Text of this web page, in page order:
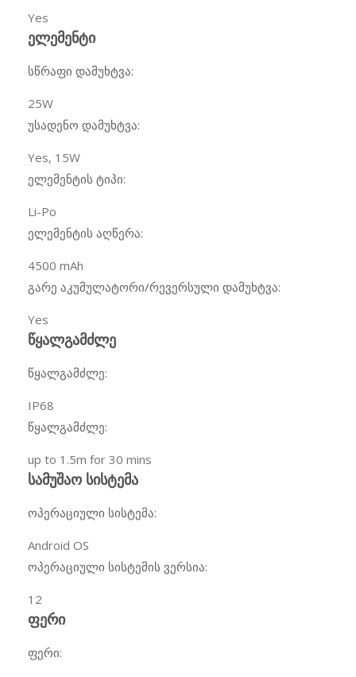
Yes
ელემენტი
სწრაფი დამუხტვა:
25W
უსადენო დამუხტვა:
Yes, 15W
ელემენტის ტიპი:
Li-Po
ელემენტის აღწერა:
4500 mAh
გარე აკუმულატორი/რევერსული დამუხტვა:
Yes
წყალგამძლე
წყალგამძლე:
IP68
წყალგამძლე:
up to 1.5m for 30 mins
სამუშაო სისტემა
ოპერაციული სისტემა:
Android OS
ოპერაციული სისტემის ვერსია:
12
ფერი
ფერი: